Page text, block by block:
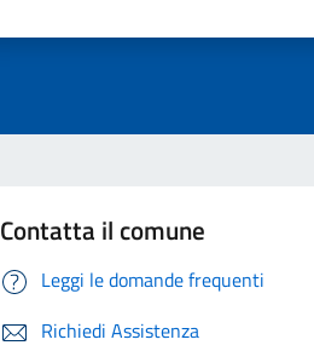
Contatta il comune
Leggi le domande frequenti
Richiedi Assistenza